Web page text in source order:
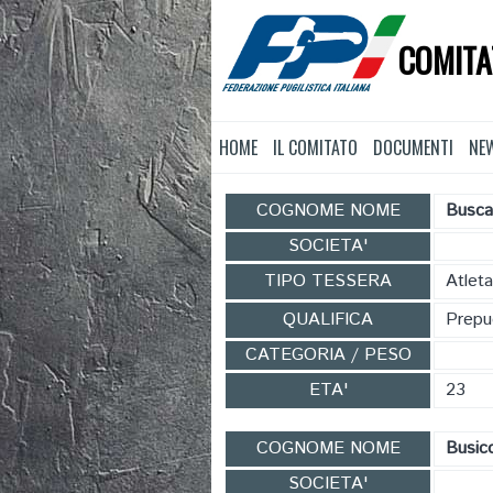
HOME IL COMITATO DOCUMENTI
COGNOME NOME
SOCIETA'
TIPO TESSERA
QUALIFICA
CATEGORIA / PESO
ETA'
23
COGNOME NOME
SOCIETA'